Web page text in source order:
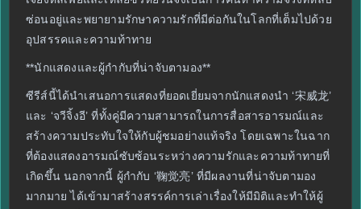
ซ่อนอยู่และพยายามรักษาความรักที่มีต่อกันในโลกที่เต็มไปด้วย
อุปสรรคและความท้าทาย
**นักแสดงและผู้กำกับที่น่าจับตามอง**
ซีรีส์นี้ได้นำเสนอการแสดงที่ยอดเยี่ยมจากนักแสดงนำ ‘宋威龙’
และ ‘จวีจิ้งอี’ ที่ทั้งคู่มีความสามารถในการสื่อสารอารมณ์และ
สร้างความประทับใจให้กับผู้ชมอย่างแท้จริง โดยเฉพาะในฉาก
ที่ต้องแสดงอารมณ์ซับซ้อนระหว่างความรักและความท้าทายที่
เกิดขึ้น นอกจากนี้ ผู้กำกับ ‘鞠觉亮’ ที่มีผลงานที่น่าจับตามอง
มากมาย ได้เข้ามาสร้างสรรค์การเล่าเรื่องให้มีมิติและทำให้ผู้